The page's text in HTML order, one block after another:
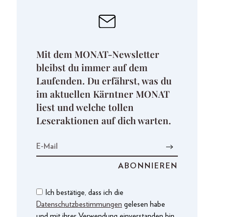
Mit dem MONAT-Newsletter
bleibst du immer auf dem
Laufenden. Du erfährst, was du
im aktuellen Kärntner MONAT
liest und welche tollen
Leseraktionen auf dich warten.
Ich bestätige, dass ich die
Datenschutzbestimmungen gelesen habe